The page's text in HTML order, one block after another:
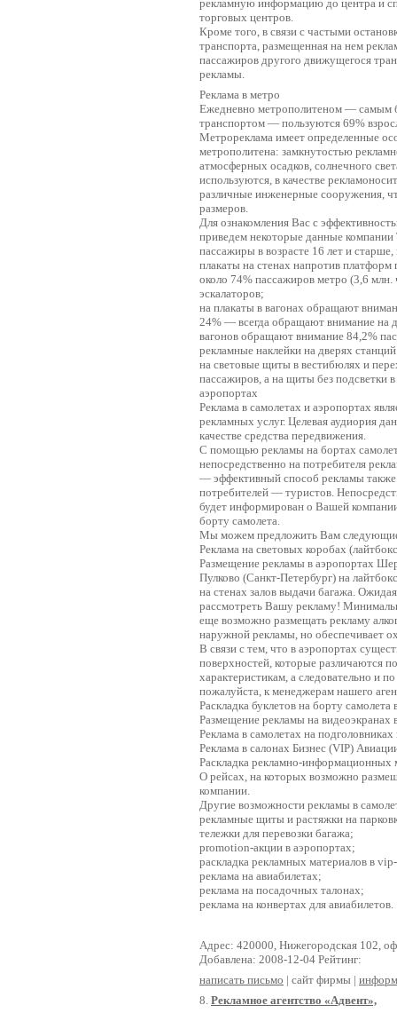
рекламную информацию до центра и
торговых центров.
Кроме того, в связи с частыми
транспорта, размещенная на нем
пассажиров другого движущегося
рекламы.
Реклама в метро
Ежедневно метрополитеном — самым
транспортом — пользуются 69%
Метрореклама имеет определенные
метрополитена: замкнутостью
атмосферных осадков, солнечного
используются, в качестве
различные инженерные сооружения,
размеров.
Для ознакомления Вас с
приведем некоторые данные
пассажиры в возрасте 16 лет и
плакаты на стенах напротив
около 74% пассажиров метро (3,6
эскалаторов;
на плакаты в вагонах обращают
24% — всегда обращают внимание на
вагонов обращают внимание 84,2%
рекламные наклейки на дверях
на световые щиты в вестибюлях и
пассажиров, а на щиты без подсветки
аэропортах
Реклама в самолетах и аэропортах
рекламных услуг. Целевая аудиория
качестве средства передвижения.
С помощью рекламы на бортах
непосредственно на потребителя
— эффективный способ рекламы
потребителей — туристов.
будет информирован о Вашей
борту самолета.
Мы можем предложить Вам
Реклама на световых коробах
Размещение рекламы в аэропортах
Пулково (Санкт-Петербург) на
на стенах залов выдачи багажа.
рассмотреть Вашу рекламу!
еще возможно размещать рекламу
наружной рекламы, но обеспечивает
В связи с тем, что в аэропортах
поверхностей, которые различаются
характеристикам, а следовательно и
пожалуйста, к менеджерам нашего
Раскладка буклетов на борту самолета
Размещение рекламы на видеоэкранах
Реклама в самолетах на подголовниках
Реклама в салонах Бизнес (VIP)
Раскладка рекламно-информационных
О рейсах, на которых возможно
компании.
Другие возможности рекламы в
рекламные щиты и растяжки на
тележки для перевозки багажа;
promotion-акции в аэропортах;
раскладка рекламных материалов в
реклама на авиабилетах;
реклама на посадочных талонах;
реклама на конвертах для авиабилетов.
Адрес: 420000, Нижегородская 102,
Добавлена: 2008-12-04 Рейтинг:
написать письмо | сайт фирмы |
8. Рекламное агентство «Адвент»,